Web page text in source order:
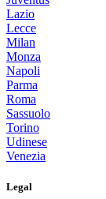
Lazio
Lecce
Milan
Monza
Napoli
Parma
Roma
Sassuolo
Torino
Udinese
Venezia
Legal